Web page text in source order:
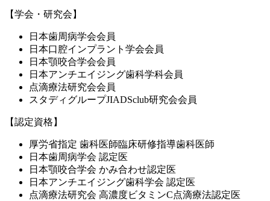
【学会・研究会】
日本歯周病学会会員
日本口腔インプラント学会会員
日本顎咬合学会会員
日本アンチエイジング歯科学科会員
点滴療法研究会会員
スタディグループJIADSclub研究会会員
【認定資格】
厚労省指定 歯科医師臨床研修指導歯科医師
日本歯周病学会 認定医
日本顎咬合学会 かみ合わせ認定医
日本アンチエイジング歯科学会 認定医
点滴療法研究会 高濃度ビタミンC点滴療法認定医